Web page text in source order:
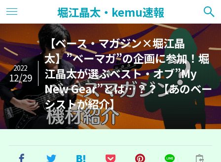
堀江晶太・kemu速報
【ベース・マガジン×堀江晶
太】”ベーマガ”の企画に参加！堀
江晶太が選ぶベスト・オブ”My
New Gear”とは…？？【あのベー
シストが紹介】
2022
12/29